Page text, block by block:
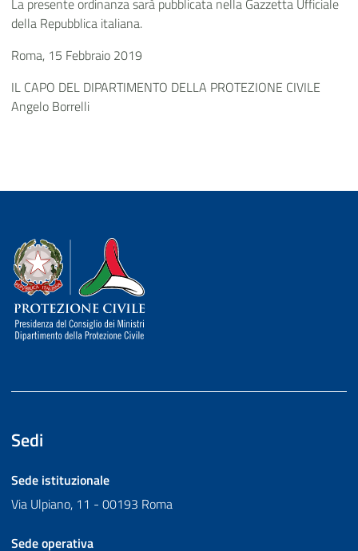
La presente ordinanza sarà pubblicata nella Gazzetta Ufficiale
della Repubblica italiana.
Roma, 15 Febbraio 2019
IL CAPO DEL DIPARTIMENTO DELLA PROTEZIONE CIVILE
Angelo Borrelli
Dipartimento della Protezione Civile
Sedi
Sede istituzionale
Via Ulpiano, 11 - 00193 Roma
Sede operativa